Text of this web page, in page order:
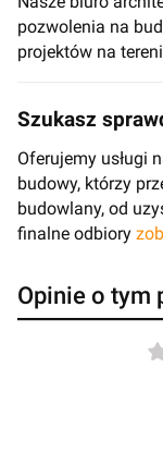
pozwolenia na
projektów na
Szukasz
Oferujemy usługi
budowy, którzy
budowlany, od
finalne odbiory
Opinie o tym